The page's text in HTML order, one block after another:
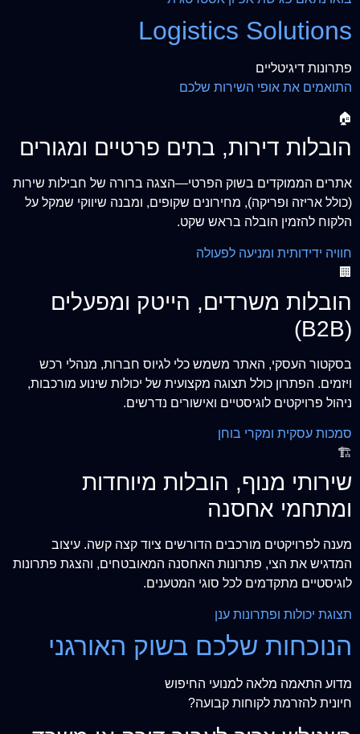
Logistics Solutions
פתרונות דיגיטליים
התואמים את אופי השירות שלכם
🏠
הובלות דירות, בתים פרטיים ומגורים
אתרים הממוקדים בשוק הפרטי—הצגה ברורה של חבילות שירות
(כולל אריזה ופריקה), מחירונים שקופים, ומבנה שיווקי שמקל על
הלקוח להזמין הובלה בראש שקט.
חוויה ידידותית ומניעה לפעולה
🏢
הובלות משרדים, הייטק ומפעלים
(B2B)
בסקטור העסקי, האתר משמש כלי לגיוס חברות, מנהלי רכש
ויזמים. הפתרון כולל תצוגה מקצועית של יכולות שינוע מורכבות,
ניהול פרויקטים לוגיסטיים ואישורים נדרשים.
סמכות עסקית ומקרי בוחן
🏗️
שירותי מנוף, הובלות מיוחדות
ומתחמי אחסנה
מענה לפרויקטים מורכבים הדורשים ציוד קצה קשה. עיצוב
המדגיש את הצי, פתרונות האחסנה המאובטחים, והצגת פתרונות
לוגיסטיים מתקדמים לכל סוגי המטענים.
תצוגת יכולות ופתרונות ענן
הנוכחות שלכם בשוק האורגני
מדוע התאמה מלאה למנועי החיפוש
חיונית להזרמת לקוחות קבועה?